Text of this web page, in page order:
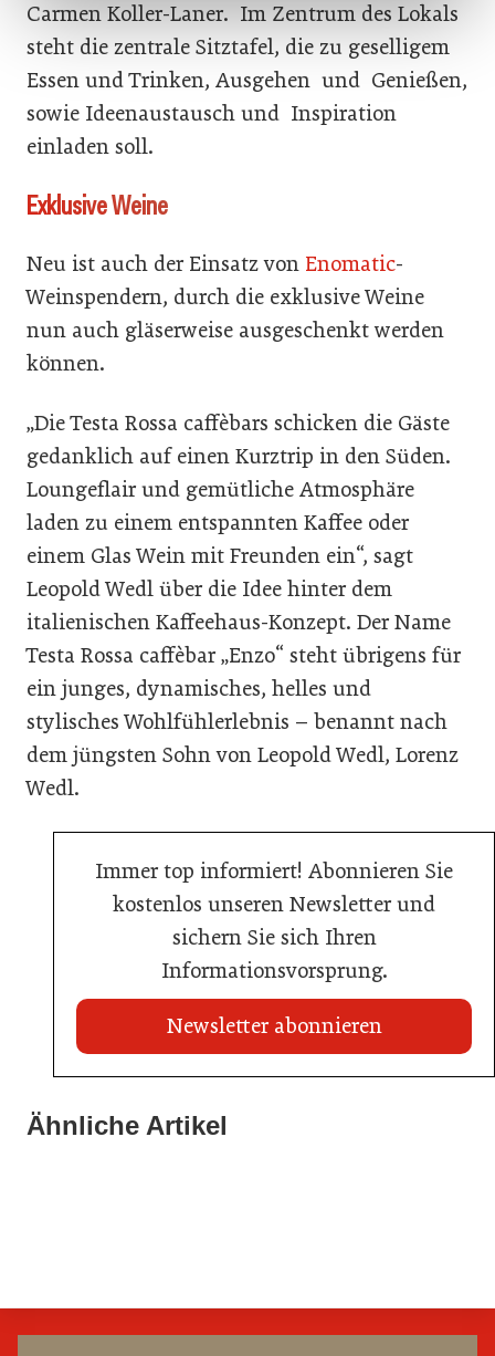
Carmen Koller-Laner. Im Zentrum des Lokals
steht die zentrale Sitztafel, die zu geselligem
Essen und Trinken, Ausgehen und Genießen,
sowie Ideenaustausch und Inspiration
einladen soll.
Exklusive Weine
Neu ist auch der Einsatz von Enomatic-
Weinspendern, durch die exklusive Weine
nun auch gläserweise ausgeschenkt werden
können.
„Die Testa Rossa caffèbars schicken die Gäste
gedanklich auf einen Kurztrip in den Süden.
Loungeflair und gemütliche Atmosphäre
laden zu einem entspannten Kaffee oder
einem Glas Wein mit Freunden ein“, sagt
Leopold Wedl über die Idee hinter dem
italienischen Kaffeehaus-Konzept. Der Name
Testa Rossa caffèbar „Enzo“ steht übrigens für
ein junges, dynamisches, helles und
stylisches Wohlfühlerlebnis – benannt nach
dem jüngsten Sohn von Leopold Wedl, Lorenz
Wedl.
Immer top informiert! Abonnieren Sie
kostenlos unseren Newsletter und
sichern Sie sich Ihren
Informationsvorsprung.
Newsletter abonnieren
Ähnliche Artikel
War die Fußball-WM 2026 für Ihren Betrieb ein
21. Juli 2026
Stipendium für Nachwuchstalent in der Wiener